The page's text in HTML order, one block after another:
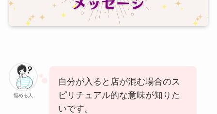
悩める人
自分が入ると店が混む場合のス
ピリチュアル的な意味が知りた
いです。